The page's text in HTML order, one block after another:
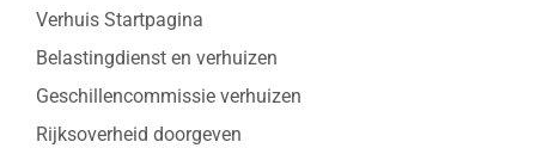
Verhuis Startpagina
Belastingdienst en verhuizen
Geschillencommissie verhuizen
Rijksoverheid doorgeven